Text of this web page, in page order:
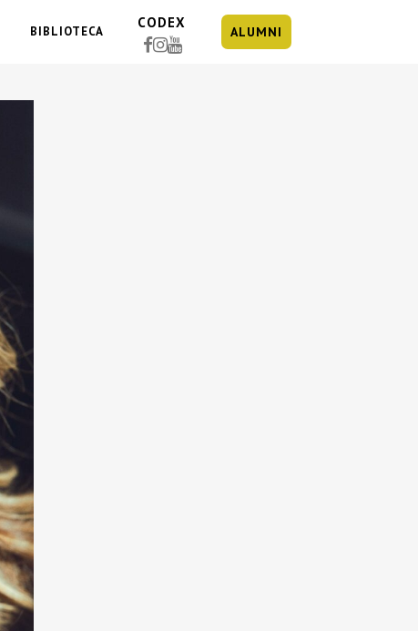
BIBLIOTECA
CODEX
ALUMNI